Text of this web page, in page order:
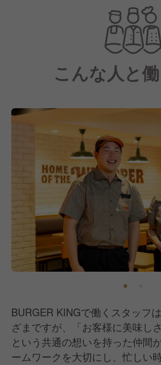
いから特別な食事まで、多くの
こんな人と
BURGER KINGで働くスタッフ
ざまですが、「お客様に美味し
という共通の想いを持った仲間
ームワークを大切にし、忙しい